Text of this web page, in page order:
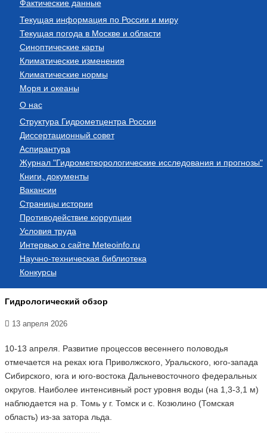
Фактические данные
Текущая информация по России и миру
Текущая погода в Москве и области
Синоптические карты
Климатические изменения
Климатические нормы
Моря и океаны
О нас
Структура Гидрометцентра России
Диссертационный совет
Аспирантура
Журнал "Гидрометеорологические исследования и прогнозы"
Книги, документы
Вакансии
Страницы истории
Противодействие коррупции
Условия труда
Интервью о сайте Meteoinfo.ru
Научно-техническая библиотека
Конкурсы
Гидрологический обзор
13 апреля 2026
10-13 апреля. Развитие процессов весеннего половодья
отмечается на реках юга Приволжского, Уральского, юго-запада
Сибирского, юга и юго-востока Дальневосточного федеральных
округов. Наиболее интенсивный рост уровня воды (на 1,3-3,1 м)
наблюдается на р. Томь у г. Томск и с. Козюлино (Томская
область) из-за затора льда.